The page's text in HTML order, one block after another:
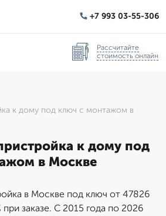
+7 993 03-55-306
Рассчитайте
стоимость онлайн
к дому под ключ с монтажом в
к дому под
в Москве
в Москве под ключ от 47826
при заказе. С 2015 года по 2026